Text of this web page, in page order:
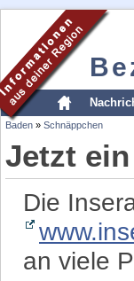
Baden » Schnäppchen
Jetzt
Die
an viele